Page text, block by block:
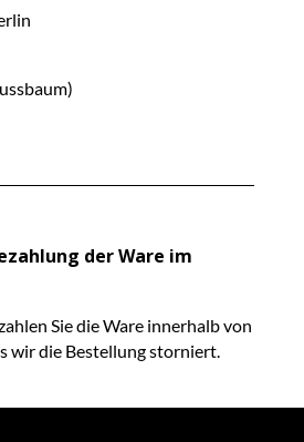
der Ware im
Sie die Ware innerhalb von
wir die Bestellung storniert.